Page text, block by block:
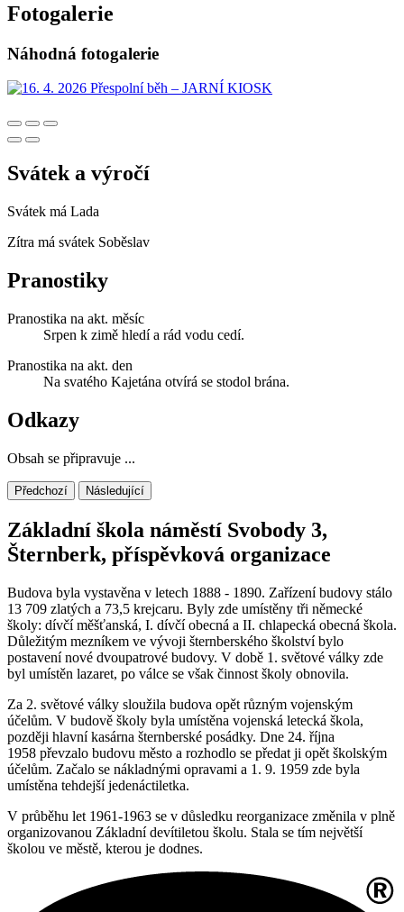
Fotogalerie
Náhodná fotogalerie
Svátek a výročí
Svátek má Lada
Zítra má svátek Soběslav
Pranostiky
Pranostika na akt. měsíc
Srpen k zimě hledí a rád vodu cedí.
Pranostika na akt. den
Na svatého Kajetána otvírá se stodol brána.
Odkazy
Obsah se připravuje ...
Předchozí Následující
Základní škola náměstí Svobody 3,
Šternberk, příspěvková organizace
Budova byla vystavěna v letech 1888 - 1890. Zařízení budovy stálo
13 709 zlatých a 73,5 krejcaru. Byly zde umístěny tři německé
školy: dívčí měšťanská, I. dívčí obecná a II. chlapecká obecná škola.
Důležitým mezníkem ve vývoji šternberského školství bylo
postavení nové dvoupatrové budovy. V době 1. světové války zde
byl umístěn lazaret, po válce se však činnost školy obnovila.
Za 2. světové války sloužila budova opět různým vojenským
účelům. V budově školy byla umístěna vojenská letecká škola,
později hlavní kasárna šternberské posádky. Dne 24. října
1958 převzalo budovu město a rozhodlo se předat ji opět školským
účelům. Začalo se nákladnými opravami a 1. 9. 1959 zde byla
umístěna tehdejší jedenáctiletka.
V průběhu let 1961-1963 se v důsledku reorganizace změnila v plně
organizovanou Základní devítiletou školu. Stala se tím největší
školou ve městě, kterou je dodnes.